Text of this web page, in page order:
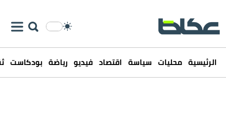
الرئيسية محليات سياسة اقتصاد فيديو رياضة بودكاست